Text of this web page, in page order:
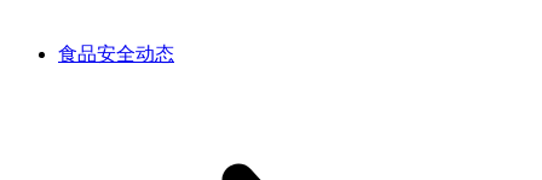
食品安全动态